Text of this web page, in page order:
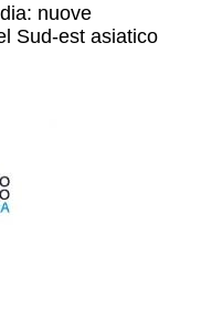
nuove
Sud-est asiatico